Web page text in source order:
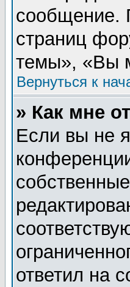
сообщение.
страниц
темы», «Вы
Вернуться к
» Как мне
Если вы не
ответил на